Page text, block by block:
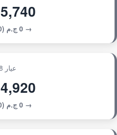
5,740 ج.م
→ 0 ج.م (0.00%)
عيار 18
4,920 ج.م
→ 0 ج.م (0.00%)